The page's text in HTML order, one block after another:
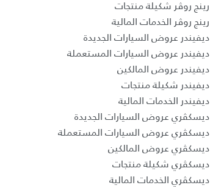
رينج روڤر شكيلة منتجات
رينج روڤر الخدمات المالية
ديفيندر عروض السيارات الجديدة
ديفيندر عروض السيارات المستعملة
ديفيندر عروض المالكين
ديفيندر شكيلة منتجات
ديفيندر الخدمات المالية
ديسكڤري عروض السيارات الجديدة
ديسكڤري عروض السيارات المستعملة
ديسكڤري عروض المالكين
ديسكڤري شكيلة منتجات
ديسكڤري الخدمات المالية